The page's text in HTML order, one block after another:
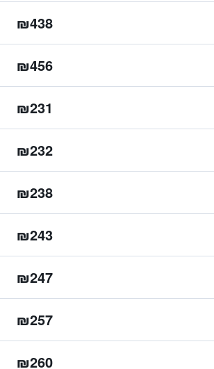
₪438
₪456
₪231
₪232
₪238
₪243
₪247
₪257
₪260